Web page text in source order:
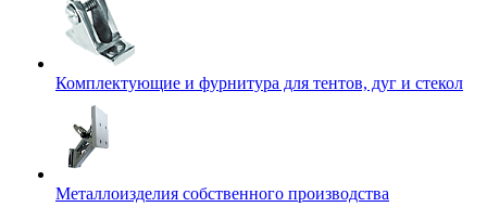
Комплектующие и фурнитура для тентов, дуг и стекол
Металлоизделия собственного производства